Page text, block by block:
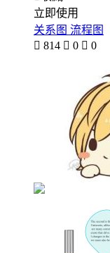
立即使用
关系图 流程图
 814  0  0